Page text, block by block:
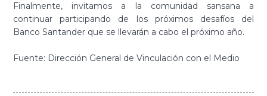
Finalmente, invitamos a la comunidad sansana a
continuar participando de los próximos desafíos del
Banco Santander que se llevarán a cabo el próximo año.
Fuente: Dirección General de Vinculación con el Medio